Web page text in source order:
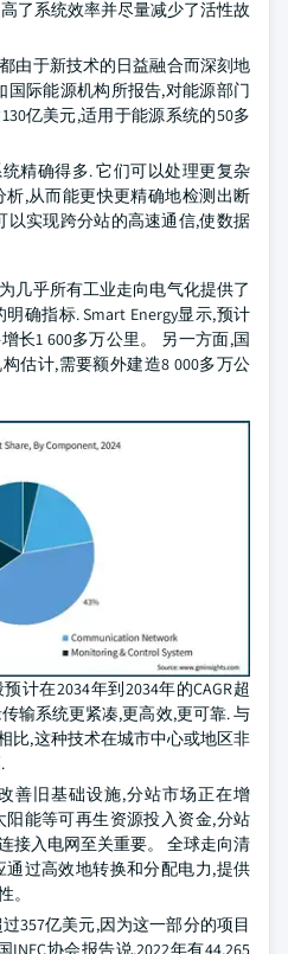
了系统效率并尽量减少了活性故
由于新技术的日益融合而深刻地
国际能源机构所报告,对能源部门
亿美元,适用于能源系统的50多
精确得多. 它们可以处理更复杂
,从而能更快更精确地检测出断
以实现跨分站的高速通信,使数据
几乎所有工业走向电气化提供了
确指标. Smart Energy显示,预计
长1 600多万公里。 另一方面,国
估计,需要额外建造8 000多万公
计在2034年到2034年的CAGR超
输系统更紧凑,更高效,更可靠. 与
比,这种技术在城市中心或地区非
善旧基础设施,分站市场正在增
能等可再生资源投入资金,分站
接入电网至关重要。 全球走向清
过高效地转换和分配电力,提供
。
357亿美元,因为这一部分的项目
协会报告说,2022年有44,265